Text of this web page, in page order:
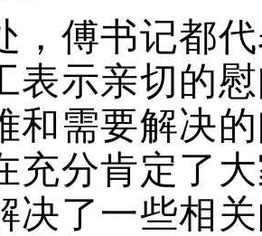
，傅书记都
表示亲切的
和需要解决
充分肯定了
决了一些相